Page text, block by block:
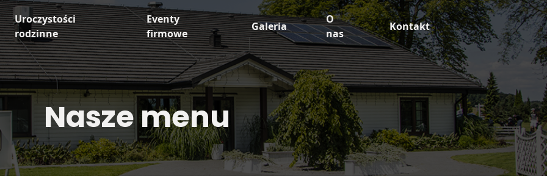
Uroczystości
rodzinne
Eventy
firmowe
Galeria
O
nas
Kontakt
Nasze menu